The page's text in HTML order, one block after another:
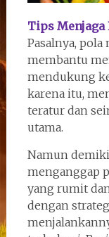
Tips Menjaga
Pasalnya,
membantu
mendukung
karena itu,
teratur dan
utama.
Namun
menganggap
yang rumit
dengan